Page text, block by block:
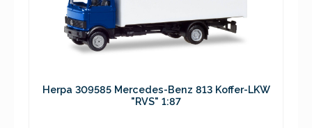
Herpa 309585 Mercedes-Benz 813 Koffer-LKW
"RVS" 1:87